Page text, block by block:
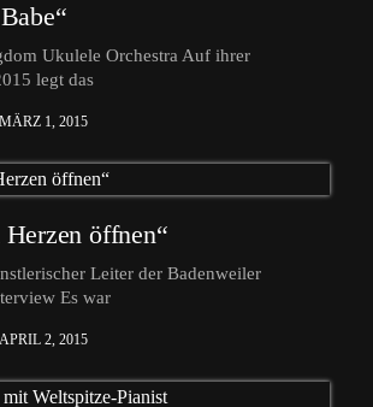
Ukulele Orchestra Auf ihrer
legt das
MÄRZ 1, 2015
öffnen“
Leiter der Badenweiler
Es war
APRIL 2, 2015